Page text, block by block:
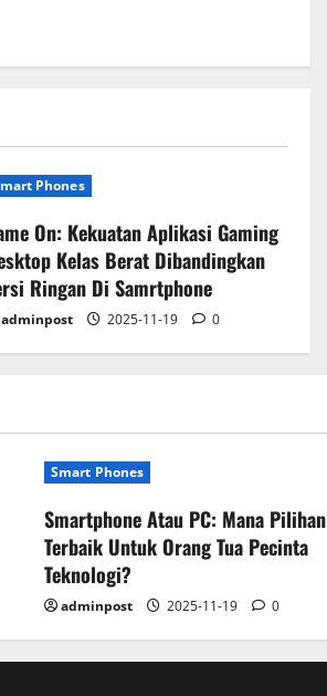
Phones
On: Kekuatan Aplikasi Gaming
Kelas Berat Dibandingkan
Ringan Di Samrtphone
adminpost 2025-11-19 0
Smart Phones
Smartphone Atau PC: Mana Pilihan
Terbaik Untuk Orang Tua Pecinta
Teknologi?
adminpost 2025-11-19 0